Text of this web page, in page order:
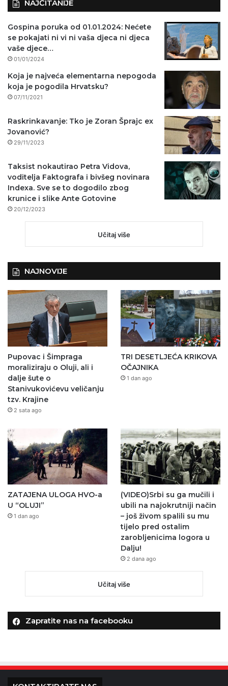
NAJČITANIJE
Gospina poruka od 01.01.2024: Nećete
se pokajati ni vi ni vaša djeca ni djeca
vaše djece…
01/01/2024
Koja je najveća elementarna nepogoda
koja je pogodila Hrvatsku?
07/11/2021
Raskrinkavanje: Tko je Zoran Šprajc ex
Jovanović?
29/11/2023
Taksist nokautirao Petra Vidova,
voditelja Faktografa i bivšeg novinara
Indexa. Sve se to dogodilo zbog
krunice i slike Ante Gotovine
20/12/2023
Učitaj više
NAJNOVIJE
Pupovac i Šimpraga
moraliziraju o Oluji, ali i
dalje šute o
Stanivukovićevu veličanju
tzv. Krajine
2 sata ago
TRI DESETLJEĆA KRIKOVA
OČAJNIKA
1 dan ago
ZATAJENA ULOGA HVO-a
U “OLUJI”
1 dan ago
(VIDEO)Srbi su ga mučili i
ubili na najokrutniji način
– još živom spalili su mu
tijelo pred ostalim
zarobljenicima logora u
Dalju!
2 dana ago
Učitaj više
Zapratite nas na facebooku